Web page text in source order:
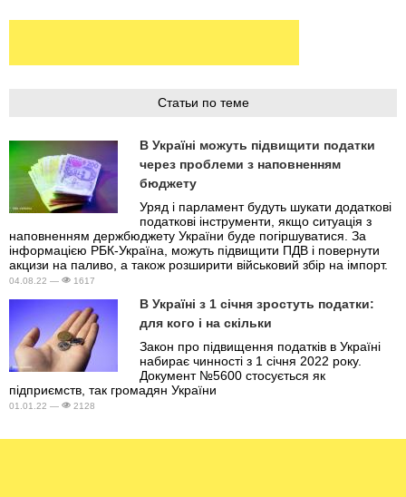
Статьи по теме
В Україні можуть підвищити податки
через проблеми з наповненням
бюджету
Уряд і парламент будуть шукати додаткові
податкові інструменти, якщо ситуація з
наповненням держбюджету України буде погіршуватися. За
інформацією РБК-Україна, можуть підвищити ПДВ і повернути
акцизи на паливо, а також розширити військовий збір на імпорт.
04.08.22 — 1617
В Україні з 1 січня зростуть податки:
для кого і на скільки
Закон про підвищення податків в Україні
набирає чинності з 1 січня 2022 року.
Документ №5600 стосується як
підприємств, так громадян України
01.01.22 — 2128